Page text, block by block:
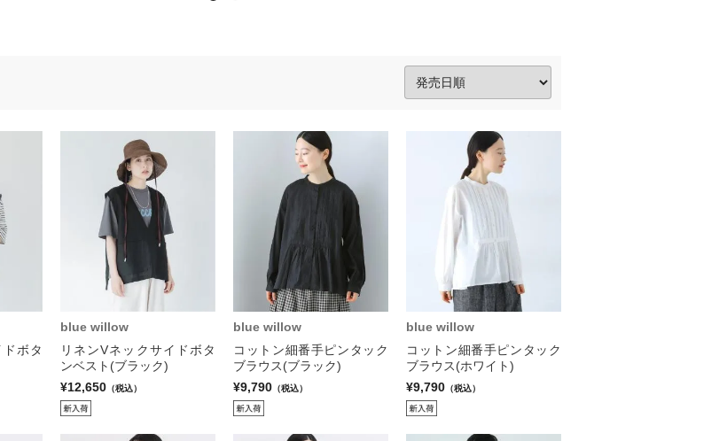
ボタ
blue willow
リネンVネックサイドボタ
ンベスト(ブラック)
¥12,650 （税込）
blue willow
コットン細番手ピンタック
ブラウス(ブラック)
¥9,790 （税込）
blue willow
コットン細番手ピンタック
ブラウス(ホワイト)
¥9,790 （税込）